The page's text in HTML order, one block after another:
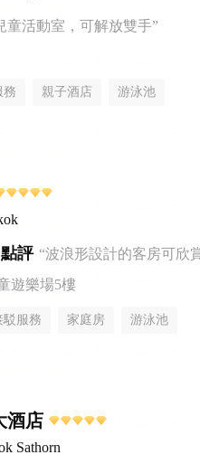
童活動室，可解放雙手”
務 親子酒店 游泳池
評 “波浪形設計的客房可欣
遊樂場5樓
駁服務 家庭房 游泳池
酒店
Sathorn